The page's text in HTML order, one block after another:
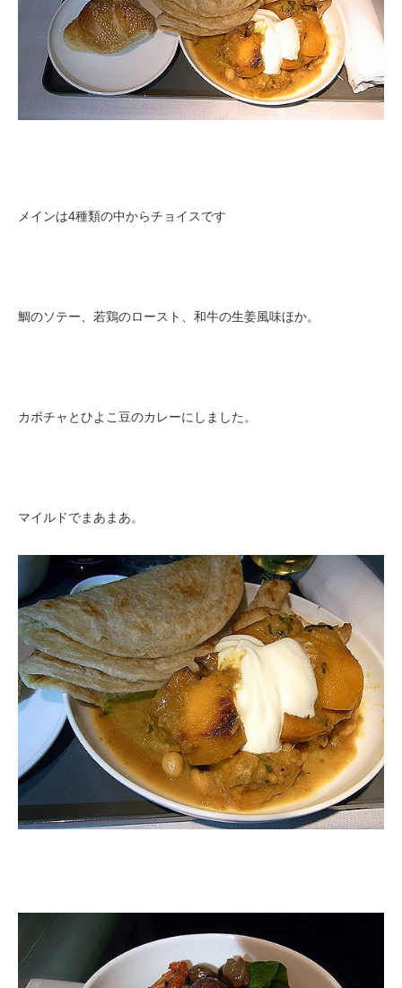
メインは4種類の中からチョイスです
鯛のソテー、若鶏のロースト、和牛の生姜風味ほか。
カボチャとひよこ豆のカレーにしました。
マイルドでまあまあ。